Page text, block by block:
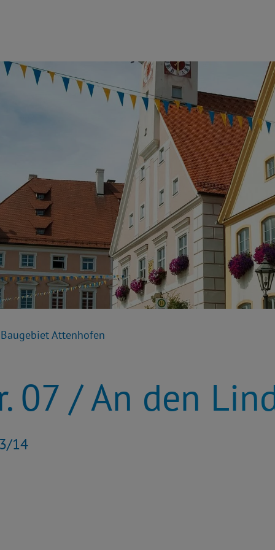
Baugebiet Attenhofen
07 / An den
14